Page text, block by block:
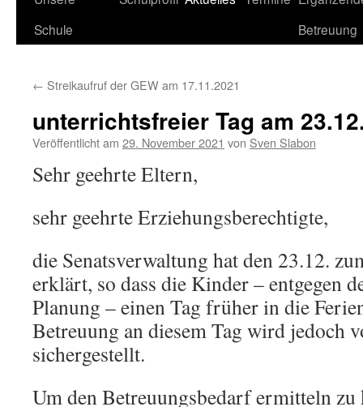
Schule
Betreuung
← Streikaufruf der GEW am 17.11.2021
unterrichtsfreier Tag am
Veröffentlicht am 29. November 2021 von Sven Slabon
Sehr geehrte Eltern,
sehr geehrte Erziehungsberechtigte,
die Senatsverwaltung hat den 23.12.
erklärt, so dass die Kinder – entgegen
Planung – einen Tag früher in die
Betreuung an diesem Tag wird jedoch
sichergestellt.
Um den Betreuungsbedarf ermitteln